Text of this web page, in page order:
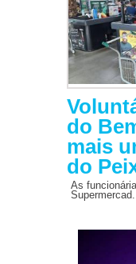
do
mais
do
As
Supermercad...